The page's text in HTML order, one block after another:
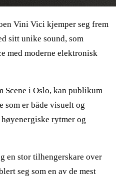
Vini Vici kjemper seg frem
sitt unike sound, som
med moderne elektronisk
Scene i Oslo, kan publikum
som er både visuelt og
rytmer og
en stor tilhengerskare over
seg som en av de mest